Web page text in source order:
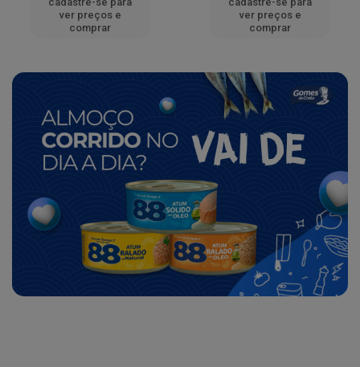
ver preços e
comprar
ver preços e
comprar